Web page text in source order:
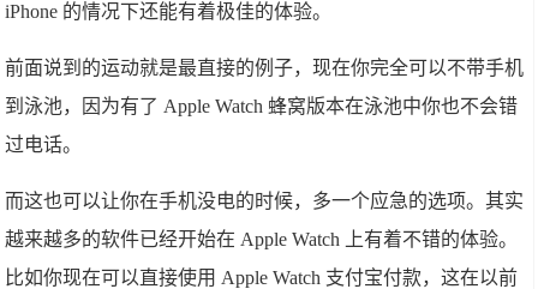
iPhone 的情况下还能有着极佳的体验。
前面说到的运动就是最直接的例子，现在你完全可以不带手机
到泳池，因为有了 Apple Watch 蜂窝版本在泳池中你也不会错
过电话。
而这也可以让你在手机没电的时候，多一个应急的选项。其实
越来越多的软件已经开始在 Apple Watch 上有着不错的体验。
比如你现在可以直接使用 Apple Watch 支付宝付款，这在以前